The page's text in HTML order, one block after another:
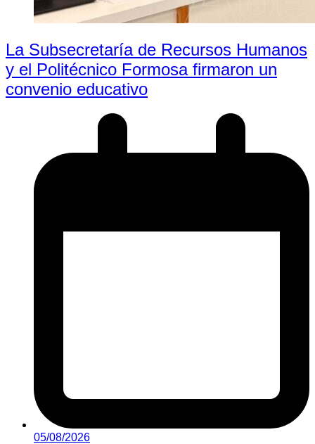
La Subsecretaría de Recursos Humanos
y el Politécnico Formosa firmaron un
convenio educativo
05/08/2026